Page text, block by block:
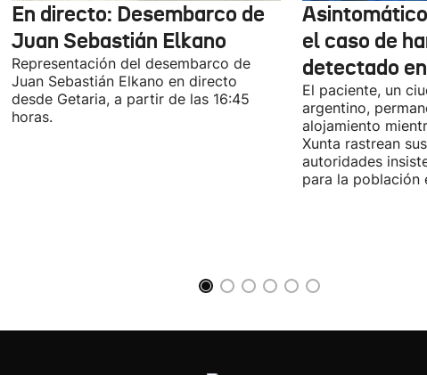
En directo: Desembarco de
Juan Sebastián Elkano
Representación del desembarco de
Juan Sebastián Elkano en directo
desde Getaria, a partir de las 16:45
horas.
el caso de
detectado
El paciente, un
argentino,
alojamiento
Xunta rastrean
autoridades
para la población